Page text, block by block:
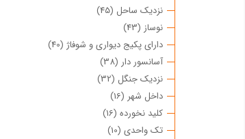
نزدیک ساحل (45)
نوساز (43)
دارای پکیج دیواری و شوفاژ (40)
آسانسور دار (38)
نزدیک جنگل (32)
داخل شهر (16)
کلید نخورده (16)
تک واحدی (10)